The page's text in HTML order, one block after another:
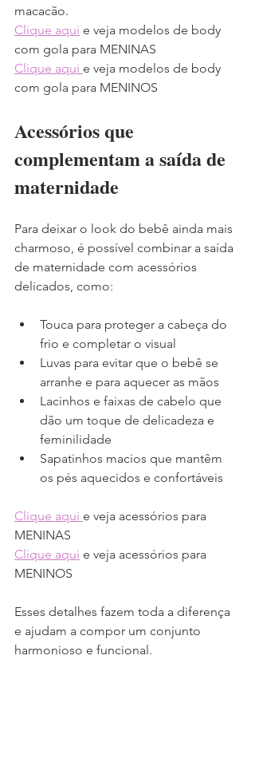
macacão.
Clique aqui e veja modelos de body
com gola para MENINAS
Clique aqui e veja modelos de body
com gola para MENINOS
Acessórios que
complementam a saída de
maternidade
Para deixar o look do bebê ainda mais
charmoso, é possível combinar a saída
de maternidade com acessórios
delicados, como:
Touca para proteger a cabeça do
frio e completar o visual
Luvas para evitar que o bebê se
arranhe e para aquecer as mãos
Lacinhos e faixas de cabelo que
dão um toque de delicadeza e
feminilidade
Sapatinhos macios que mantêm
os pés aquecidos e confortáveis
Clique aqui e veja acessórios para
MENINAS
Clique aqui e veja acessórios para
MENINOS
Esses detalhes fazem toda a diferença
e ajudam a compor um conjunto
harmonioso e funcional.